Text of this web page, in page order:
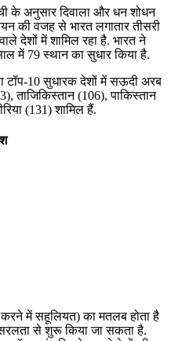
जुलाई 2026
के अनुसार दिवाला और धन शोधन
की वजह से भारत लगातार तीसरी
देशों में शामिल रहा है. भारत ने
में 79 स्थान का सुधार किया है.
10 सुधारक देशों में सऊदी अरब
ताजिकिस्तान (106), पाकिस्तान
(131) शामिल हैं.
में सहूलियत) का मतलब होता है
सरलता से शुरू किया जा सकता है.